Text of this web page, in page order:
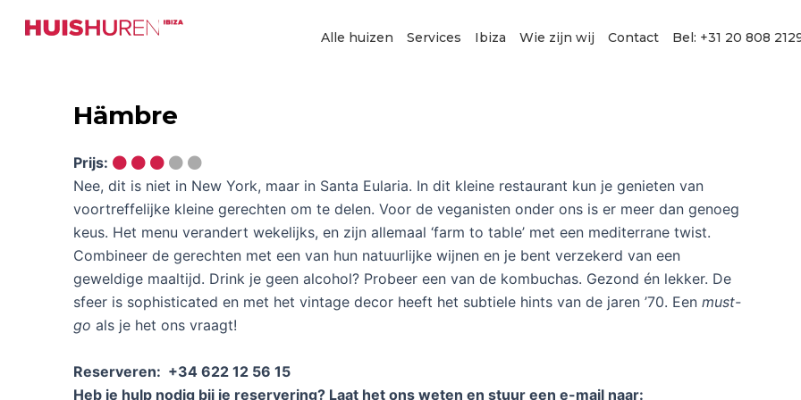
naar
Alle huizen Services Ibiza Wie zijn wij Contact Bel: +31 20 808
Hämbre
Prijs:
Nee, dit is niet in New York, maar in Santa Eularia. In dit kleine restaurant kun je genieten van
voortreffelijke kleine gerechten om te delen. Voor de veganisten onder ons is er meer dan genoeg
keus. Het menu verandert wekelijks, en zijn allemaal ‘farm to table’ met een mediterrane twist.
Combineer de gerechten met een van hun natuurlijke wijnen en je bent verzekerd van een
geweldige maaltijd. Drink je geen alcohol? Probeer een van de kombuchas. Gezond én lekker. De
sfeer is sophisticated en met het vintage decor heeft het subtiele hints van de jaren ’70. Een must-
go als je het ons vraagt!
Reserveren: +34 622 12 56 15
Heb je hulp nodig bij je reservering? Laat het ons weten en stuur een e-mail naar: